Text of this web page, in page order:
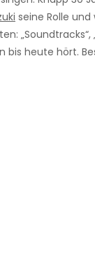
seine Rolle
„Soundtracks“,
bis heute hört.